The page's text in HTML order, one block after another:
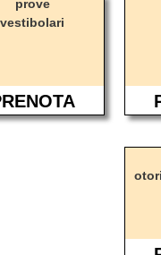
prove
vestibolari